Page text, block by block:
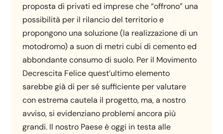
proposta di privati ed imprese che “offrono” una
possibilità per il rilancio del territorio e
propongono una soluzione (la realizzazione di un
motodromo) a suon di metri cubi di cemento ed
abbondante consumo di suolo. Per il Movimento
Decrescita Felice quest’ultimo elemento
sarebbe già di per sé sufficiente per valutare
con estrema cautela il progetto, ma, a nostro
avviso, si evidenziano problemi ancora più
grandi. Il nostro Paese è oggi in testa alle